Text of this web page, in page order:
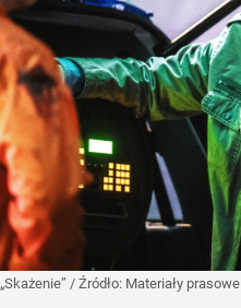
„Skażenie” / Źródło: Materiały prasowe